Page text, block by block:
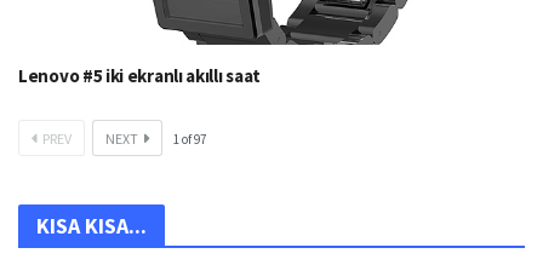
Lenovo #5 iki ekranlı akıllı saat
PREV NEXT 1of97
KISA KISA...